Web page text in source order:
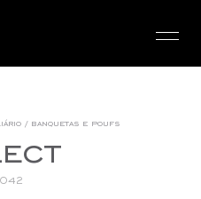
/ banquetas e poufs